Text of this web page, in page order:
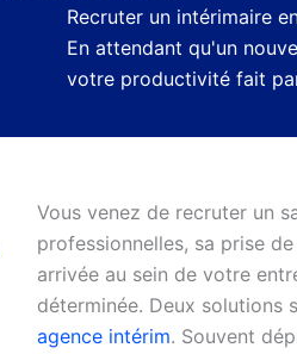
Recruter un intérimaire
En attendant qu'un
votre productivité fait
Vous venez de recruter un
professionnelles, sa prise
arrivée au sein de votre
déterminée. Deux solutions
agence intérim. Souvent